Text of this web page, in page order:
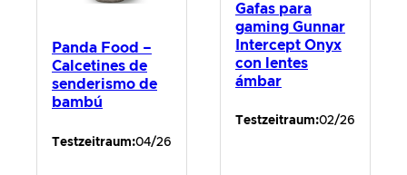
Panda Food –
Calcetines de
senderismo de
bambú
Testzeitraum:04/26
Gafas para
gaming Gunnar
Intercept Onyx
con lentes
ámbar
Testzeitraum:02/26